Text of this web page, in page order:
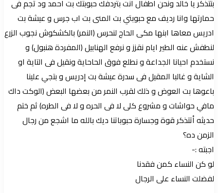
بتتذكر يا خالد ونحن اطفال انت بتردفك حبوبتك بت احمد ود تجم فى
حمارتها وانا رديف مع حبوبتي بت المنى بت اب جرس و عيشة بت
ادريس معاها ابنها مكى الحاج لنحرس (النمر) بالكشكوش نجوب الزرع
لنطفش عنه الطير ايام نقزز و نرفع الهنابيل (المفردة هنبول) و
نستخدم احيانا الجداعة و نطلع فوق الحاحاية ونقيل فى التاية او
الشاية و غالبا المقيل فى سدرة عيشة بت إدريس و بتجي علينا
باعوها بت العوض و ذلك لقرب النمر من بعضها البعض (الوكت داك
مافي حواشات و مشروع كلى لا فى الحره و لا فى الطره) ثم ختم
حديثه أتتذكر قوة وجسارة حبوباتنا ديك بالله ما اشجع من رجال
الزمن ده؟
اجبته :-
لو كن النساء كمن فقدنا
لفضلت النساء على الرجال